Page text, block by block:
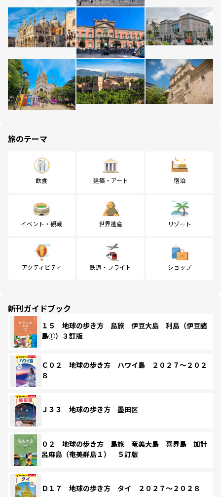
旅のテーマ
飲食 建築・アート 宿泊
イベント・観戦 世界遺産 リゾート
アクティビティ 鉄道・フライト ショップ
新刊ガイドブック
１５ 地球の歩き方 島旅 伊豆大島 利島（伊豆諸
島①）３訂版
Ｃ０２ 地球の歩き方 ハワイ島 ２０２７～２０２
８
Ｊ３３ 地球の歩き方 墨田区
０２ 地球の歩き方 島旅 奄美大島 喜界島 加計
呂麻島（奄美群島１） ５訂版
Ｄ１７ 地球の歩き方 タイ ２０２７～２０２８